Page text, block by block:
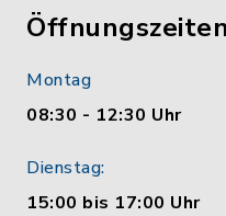
Montag
08:30 - 12:30 Uhr
Dienstag:
15:00 bis 17:00 Uhr